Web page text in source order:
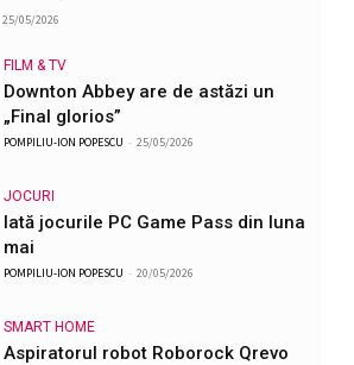
25/05/2026
FILM & TV
Downton Abbey are de astăzi un
„Final glorios”
POMPILIU-ION POPESCU - 25/05/2026
JOCURI
Iată jocurile PC Game Pass din luna
mai
POMPILIU-ION POPESCU - 20/05/2026
SMART HOME
Aspiratorul robot Roborock Qrevo